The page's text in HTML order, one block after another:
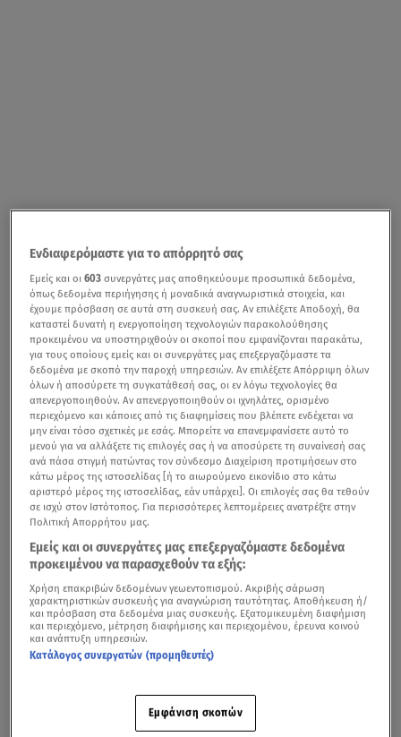
Η Škoda σημείωσε δύο επίσημα παγκόσμια ρεκόρ drift
στον πάγο με το Enyaq RS iV SUV, το δεύτερο αμιγώς
Ενδιαφερόμαστε για το απόρρητό σας
Εμείς και οι603 συνεργάτες μας αποθηκεύουμε προσωπικά δεδομένα,
όπως δεδομένα περιήγησης ή μοναδικά αναγνωριστικά στοιχεία, και
έχουμε πρόσβαση σε αυτά στη συσκευή σας. Αν επιλέξετε Αποδοχή, θα
καταστεί δυνατή η ενεργοποίηση τεχνολογιών παρακολούθησης
προκειμένου να υποστηριχθούν οι σκοποί που εμφανίζονται παρακάτω,
για τους οποίους εμείς και οι συνεργάτες μας επεξεργαζόμαστε τα
δεδομένα με σκοπό την παροχή υπηρεσιών. Αν επιλέξετε Απόρριψη όλων
όλων ή αποσύρετε τη συγκατάθεσή σας, οι εν λόγω τεχνολογίες θα
απενεργοποιηθούν. Αν απενεργοποιηθούν οι ιχνηλάτες, ορισμένο
περιεχόμενο και κάποιες από τις διαφημίσεις που βλέπετε ενδέχεται να
μην είναι τόσο σχετικές με εσάς. Μπορείτε να επανεμφανίσετε αυτό το
μενού για να αλλάξετε τις επιλογές σας ή να αποσύρετε τη συναίνεσή σας
ανά πάσα στιγμή πατώντας τον σύνδεσμο Διαχείριση προτιμήσεων στο
κάτω μέρος της ιστοσελίδας [ή το αιωρούμενο εικονίδιο στο κάτω
αριστερό μέρος της ιστοσελίδας, εάν υπάρχει]. Οι επιλογές σας θα τεθούν
σε ισχύ στον Ιστότοπος. Για περισσότερες λεπτομέρειες ανατρέξτε στην
Πολιτική Απορρήτου μας.
Εμείς και οι συνεργάτες μας επεξεργαζόμαστε δεδομένα
προκειμένου να παρασχεθούν τα εξής:
Χρήση επακριβών δεδομένων γεωεντοπισμού. Ακριβής σάρωση
χαρακτηριστικών συσκευής για αναγνώριση ταυτότητας. Αποθήκευση ή/
και πρόσβαση στα δεδομένα μιας συσκευής. Εξατομικευμένη διαφήμιση
και περιεχόμενο, μέτρηση διαφήμισης και περιεχομένου, έρευνα κοινού
και ανάπτυξη υπηρεσιών.
Κατάλογος συνεργατών (προμηθευτές)
Εμφάνιση σκοπών